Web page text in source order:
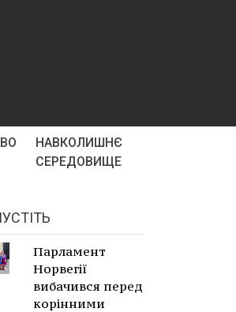
НАВКОЛИШНЄ
СЕРЕДОВИЩЕ
Парламент
Норвегії
вибачився перед
корінними